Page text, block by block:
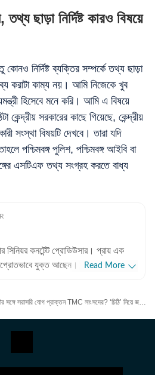
ছাড়া নির্দিষ্ট কারও বিষয়ে
কোনও নির্দিষ্ট ব্যক্তির সম্পর্কে তথ্য ছাড়া
করাটা কাম্য নয়। আমি নিজেকে খুব
হিসেবে মনে করি। আমি এ বিষয়ে
সরকারের কাছে গিয়েছে, কেন্দ্রীয়
সংস্থা বিষয়টি দেখবে। তারা যদি
পশ্চিমবঙ্গ পুলিশ, পশ্চিমবঙ্গ আইবি বা
এসটিএফ তথ্য সংগ্রহ করতে বাধ্য
সিনিয়র কনটেন্ট প্রোডিউসার। প্রায় এক
যুক্ত আছেন। সাংবাদিক হিসেবে
বিশেষ আগ্রহ রয়েছে। নিয়মিত সেইসব
ইন্টার্নশিপ করার পরে ২০১৮ সাল থেকে
পেশাদার সাংবাদিক জীবনের শুরুটা হয়
Read More
সরাসরি যোগ প্রাক্তন TMC সাংসদের? ‘চিঠি’ নিয়ে জবাব কাকলি-শুভেন্দুর